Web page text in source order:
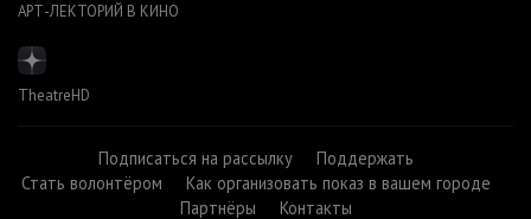
АРТ-ЛЕКТОРИЙ В КИНО
TheatreHD
Подписаться на рассылку
Поддержать
Стать волонтёром
Как организовать показ в вашем городе
Партнёры
Контакты